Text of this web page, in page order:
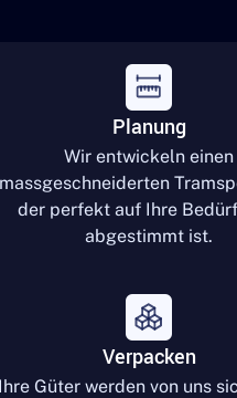
Planung
Wir entwickeln einen
massgeschneiderten
der perfekt auf Ihre
abgestimmt ist.
Verpacken
Ihre Güter werden von uns